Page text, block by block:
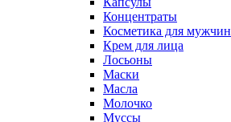
Концентраты
Косметика для мужчин
Крем для лица
Лосьоны
Маски
Масла
Молочко
Муссы